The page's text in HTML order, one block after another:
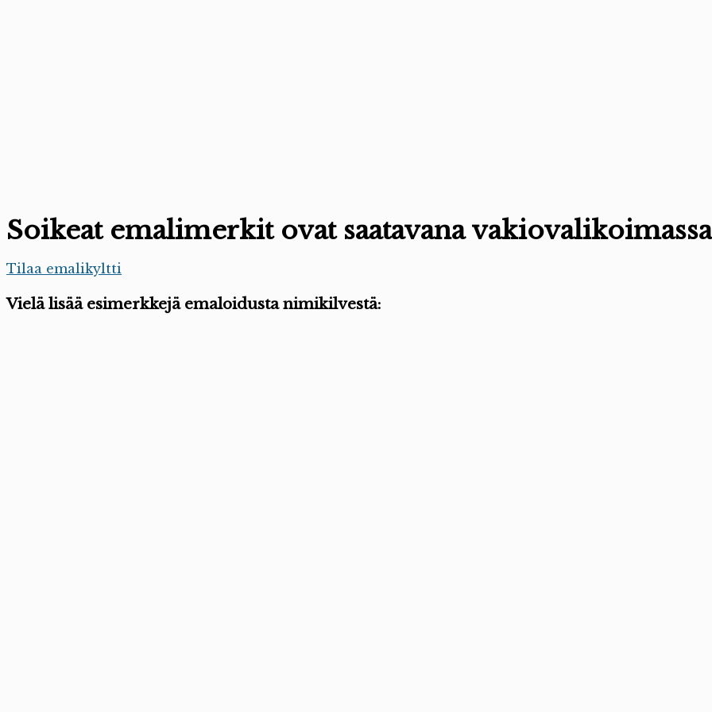
Soikeat emalimerkit ovat saatavana
Tilaa emalikyltti
Vielä lisää esimerkkejä emaloidusta nimikilvestä: